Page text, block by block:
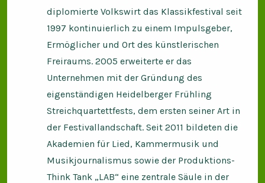
diplomierte Volkswirt das Klassikfestival seit
1997 kontinuierlich zu einem Impulsgeber,
Ermöglicher und Ort des künstlerischen
Freiraums. 2005 erweiterte er das
Unternehmen mit der Gründung des
eigenständigen Heidelberger Frühling
Streichquartettfests, dem ersten seiner Art in
der Festivallandschaft. Seit 2011 bildeten die
Akademien für Lied, Kammermusik und
Musikjournalismus sowie der Produktions-
Think Tank „LAB“ eine zentrale Säule in der